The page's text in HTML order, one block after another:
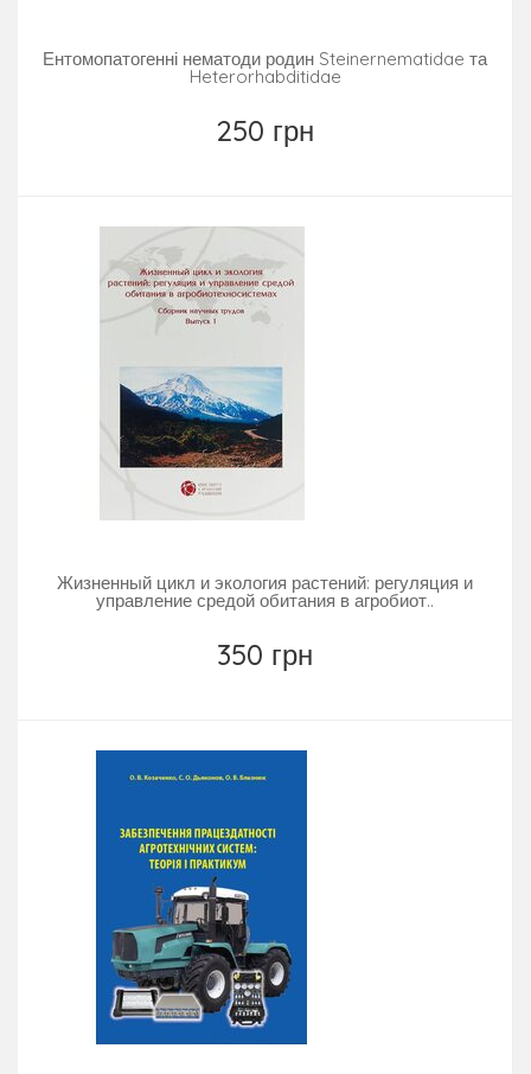
Ентомопатогенні нематоди родин Steinernematidae та
Heterorhabditidae
250 грн
Жизненный цикл и экология растений: регуляция и
управление средой обитания в агробиот..
350 грн